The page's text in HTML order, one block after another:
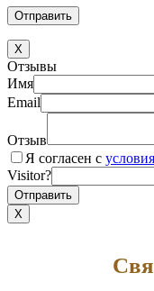
X
Отзывы
Имя
Email
Отзыв
Я согласен с
Visitor?
X